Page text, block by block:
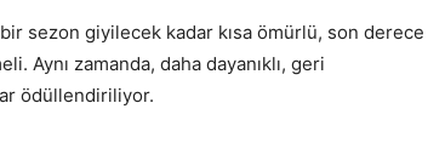
sezon giyilecek kadar kısa ömürlü, son derece
Aynı zamanda, daha dayanıklı, geri
ödüllendiriliyor.